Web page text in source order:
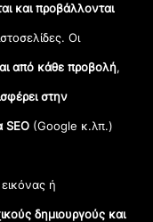
και προβάλλονται
Οι
από κάθε προβολή,
στην
SEO (Google κ.λπ.)
ή
δημιουργούς και